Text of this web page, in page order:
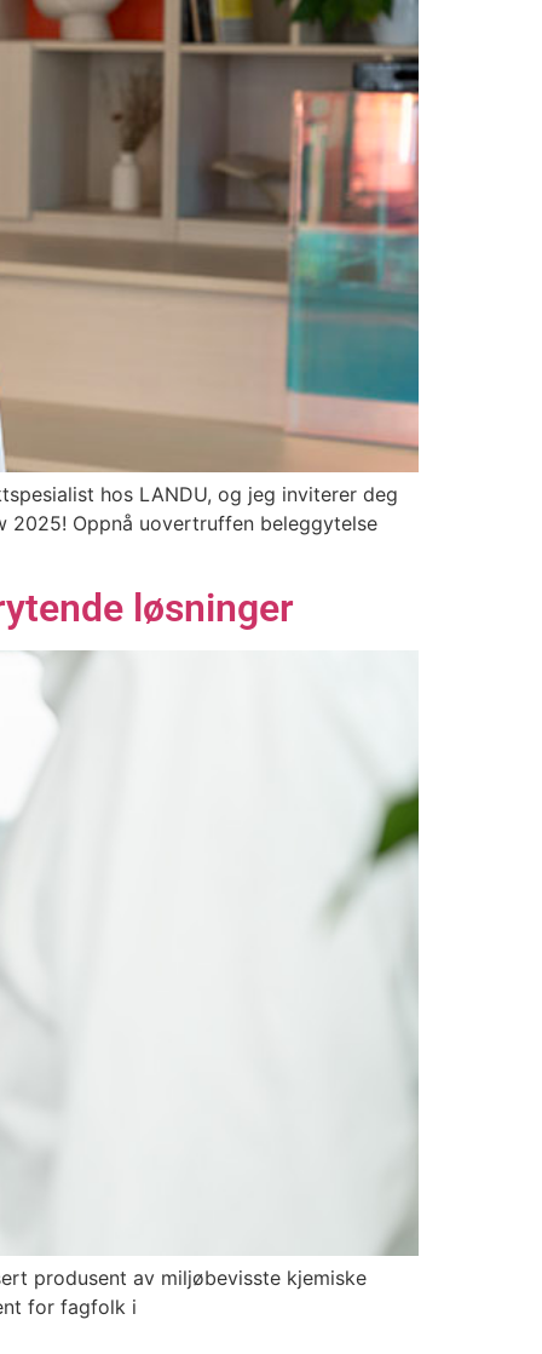
hos LANDU, og jeg inviterer deg
2025! Oppnå uovertruffen beleggytelse
løsninger
produsent av miljøbevisste kjemiske
for fagfolk i